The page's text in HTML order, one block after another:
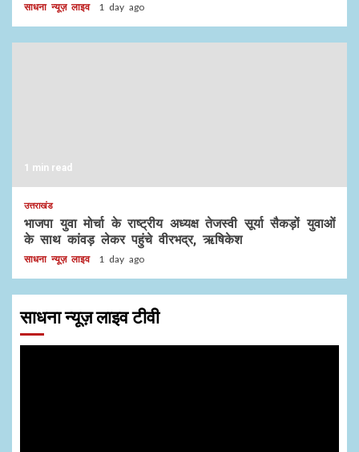
साधना न्यूज़ लाइव 1 day ago
1 min read
उत्तराखंड
भाजपा युवा मोर्चा के राष्ट्रीय अध्यक्ष तेजस्वी सूर्या सैकड़ों युवाओं
के साथ कांवड़ लेकर पहुंचे वीरभद्र, ऋषिकेश
साधना न्यूज़ लाइव 1 day ago
साधना न्यूज़ लाइव टीवी